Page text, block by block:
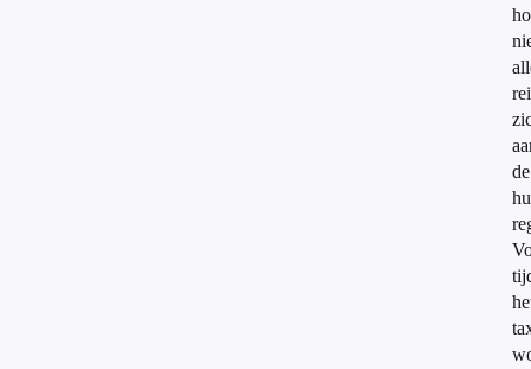
de